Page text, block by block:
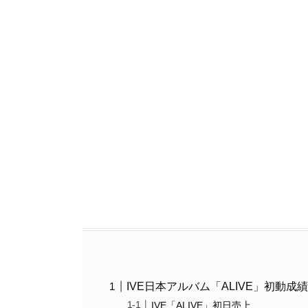
IVE日本アルバム「ALIVE」初動成績
IVE「ALIVE」初日売上